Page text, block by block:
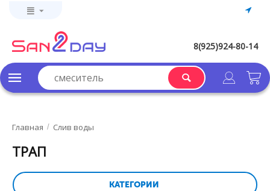
8(925)924-80-14
Главная / Слив воды
ТРАП
КАТЕГОРИИ